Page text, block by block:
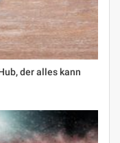
der alles kann